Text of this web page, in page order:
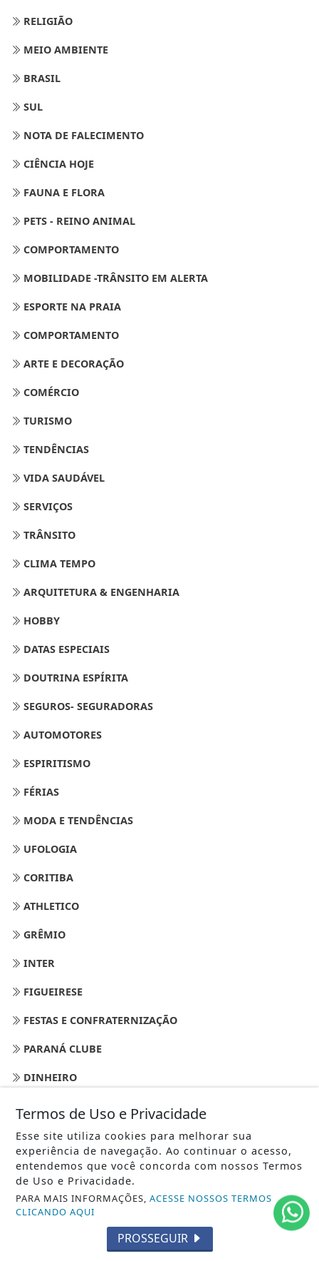
RELIGIÃO
MEIO AMBIENTE
BRASIL
SUL
NOTA DE FALECIMENTO
CIÊNCIA HOJE
FAUNA E FLORA
PETS - REINO ANIMAL
COMPORTAMENTO
MOBILIDADE -TRÂNSITO EM ALERTA
ESPORTE NA PRAIA
COMPORTAMENTO
ARTE E DECORAÇÃO
COMÉRCIO
TURISMO
TENDÊNCIAS
VIDA SAUDÁVEL
SERVIÇOS
TRÂNSITO
CLIMA TEMPO
ARQUITETURA & ENGENHARIA
HOBBY
DATAS ESPECIAIS
DOUTRINA ESPÍRITA
SEGUROS- SEGURADORAS
AUTOMOTORES
ESPIRITISMO
FÉRIAS
MODA E TENDÊNCIAS
UFOLOGIA
CORITIBA
ATHLETICO
GRÊMIO
INTER
FIGUEIRESE
FESTAS E CONFRATERNIZAÇÃO
PARANÁ CLUBE
DINHEIRO
GOVERNO FEDERAL
CONSUMIDOR
BASQUETE
CONSTRUÇÃO E REFORMAS
Termos de Uso e Privacidade
Esse site utiliza cookies para melhorar sua
experiência de navegação. Ao continuar o acesso,
entendemos que você concorda com nossos Termos
de Uso e Privacidade.
PARA MAIS INFORMAÇÕES,ACESSE NOSSOS TERMOS
CLICANDO AQUI
PROSSEGUIR